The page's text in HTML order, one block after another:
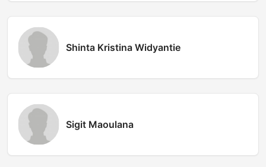
Shinta Kristina Widyantie
Sigit Maoulana